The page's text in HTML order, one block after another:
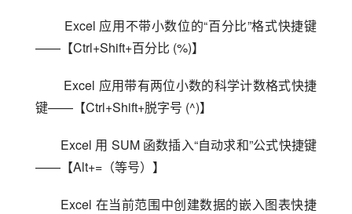
——【Ctrl+Shift+百分比 (%)】
键——【Ctrl+Shift+脱字号 (^)】
Excel 用 SUM 函数插入“自动求和”公式快捷键
——【Alt+=（等号）】
Excel 在当前范围中创建数据的嵌入图表快捷